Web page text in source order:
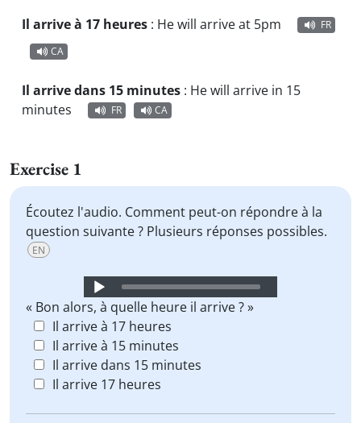
Il arrive à 17 heures : He will arrive at 5pm
FR
CA
Il arrive dans 15 minutes : He will arrive in 15
minutes
FR CA
Exercise 1
Écoutez l'audio. Comment peut-on répondre à la
question suivante ? Plusieurs réponses possibles.
EN
Audio
Player
« Bon alors, à quelle heure il arrive ? »
Il arrive à 17 heures
Il arrive à 15 minutes
Il arrive dans 15 minutes
Il arrive 17 heures